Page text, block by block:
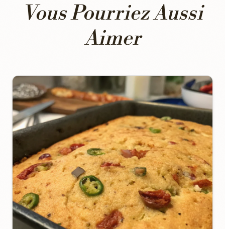
Vous Pourriez Aussi
Aimer